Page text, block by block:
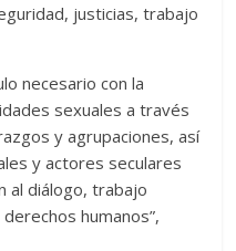
justicias, trabajo
necesario con la
sexuales a través
y agrupaciones, así
y actores seculares
al diálogo, trabajo
humanos”,